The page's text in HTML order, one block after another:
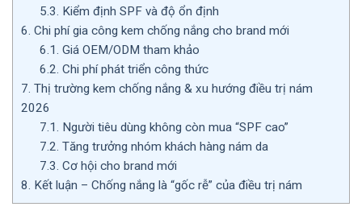
5.3. Kiểm định SPF và độ ổn định
6. Chi phí gia công kem chống nắng cho brand mới
6.1. Giá OEM/ODM tham khảo
6.2. Chi phí phát triển công thức
7. Thị trường kem chống nắng & xu hướng điều trị nám
2026
7.1. Người tiêu dùng không còn mua “SPF cao”
7.2. Tăng trưởng nhóm khách hàng nám da
7.3. Cơ hội cho brand mới
8. Kết luận – Chống nắng là “gốc rễ” của điều trị nám